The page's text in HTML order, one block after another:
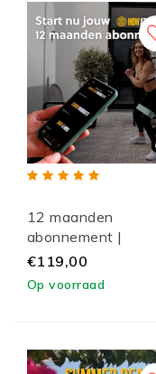
12 maanden
abonnement |
HOWatHome
€119,00
Op voorraad